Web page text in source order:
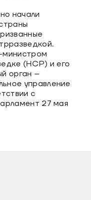
начали
министром
(НСР) и его
орган –
управление
с
27 мая